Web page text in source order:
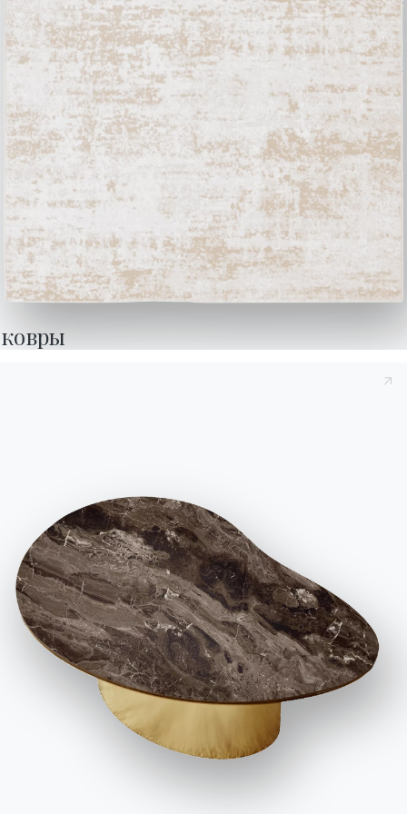
ковры
У вас есть вопросы?
Найдите ответы в
разделе FAQ.
Перейти к разделу FAQ
Заполните нашу форму,
чтобы запросить
информацию.
Доступ к форме
Связаться с
Работайте с нами
Стать реселлером
Помощь
Этический кодекс
Конфигуратор
Bontempi Space
Локатор магазинов
Договор
Журнал
Благодарности